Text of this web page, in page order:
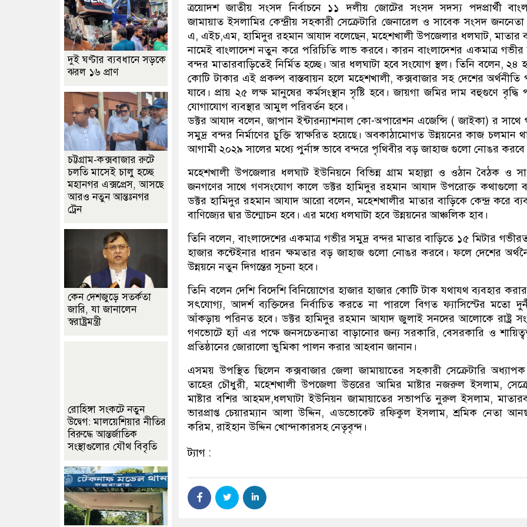
ত্রয়োদশ জাতীয় সংসদ নির্বাচনে ১১ দলীয় জোটের সংসদ সদস্য পদপ্রার্থী
জামায়াত ইসলামির কেন্দ্রীয় সহকারী সেক্রেটারি জেনারেল ও সাবেক সংসদ জননেতা
এ, এইচ,এম, হামিদুর রহমান আযাদ বলেছেন, মহেশখালী উপজেলার ধলঘাট, মাতার
নামেই বাংলাদেশ নতুন করে পরিচিতি লাভ করবে। কারন বাংলাদেশর একমাত্র গভীর
বন্দর মাতারবাড়িতেই নির্মিত হচ্ছে। আর ধলঘাটা হবে সংযোগ স্থল। তিনি বলেন, ২৪
কোটি টাকার এই প্রকল্প বাস্তবায়ন হলে মহেশখালী, কক্সবাজার সহ দেশের অর্থনীতি
যাবে। প্রায় ২৫ লক্ষ মানুষের কর্মসংস্থান সৃষ্টি হবে। জায়গা জমির দাম বহুগুণে বৃদ্ধি
যোগাযোগ ব্যবস্থার আমুল পরিবর্তন হবে।
ডক্টর আযাদ বলেন, জাপান ইন্টারন্যাশনাল কো-অপারেশন এজেন্সি ( জাইকা) র সাথে
সমুদ্র বন্দর নির্মাণের চুক্তি স্বাক্ষরিত হয়েছে। অবকাঠামোগত উন্নয়নের কাজ চলমান
আগামী ২০২৯ সালের মধ্যে পুর্নাঙ্গ ভাবে বন্দরে পৃথিবীর বড় জাহাজ গুলো নোঙর
মহেশখালী উপজেলার ধলঘাট ইউনিয়নে বিভিন্ন গ্রাম মহাল্লা ও ওঠান বৈঠক ও
জনগণের সাথে গণসংযোগ কালে ডক্টর হামিদুর রহমান আযাদ উপরোক্ত কথাগুলো
ডক্টর হামিদুর রহমান আযাদ আরো বলেন, মহেশখালীর মাতার বাড়িকে কেন্দ্র করে
বাণিজ্যের দ্বার উন্মোচন হবে। এর মধ্যে ধলঘাটা হবে উন্নয়নের আঞ্চলিক হাব।
তিনি বলেন, বাংলাদেশের একমাত্র গভীর সমুদ্র বন্দর মাতার বাড়িতে ১৫ মিটার
হাজার কন্টেইনার ধারন ক্ষমতার বড় জাহাজ গুলো নোঙর করবে। ফলে দেশের
উন্নয়নে নতুন দিগন্তের সূচনা হবে।
তিনি বলেন দেশি বিদেশি বিনিয়োগের হাজার হাজার কোটি টাক যথাযথ ব্যবহার
সৎযোগ্য, আদর্শ ব্যক্তিদের নির্বাচিত করতে না পারলে বিগত ফ্যাসিস্টের মতো
আঁকড়ায় পরিনত হবে। ডক্টর হামিদুর রহমান আযাদ জুলাই সনদের আলোকে রাষ্ট্র
গণভোটে হ্যাঁ এর পক্ষে জনসচেতনাতা বাড়ানোর জন্য সরকারি, বেসরকারি ও
প্রতিষ্ঠানের জোরালো ভুমিকা পালন করার আহবান জানান।
এসময় উপস্থিত ছিলেন কক্সবাজার জেলা জামায়াতের সহকারী সেক্রেটারি
তাহের চৌধুরী, মহেশখালী উপজেলা উত্তরের আমির মাষ্টার নজরুল ইসলাম,
মাষ্টার বশির আহমদ,ধলঘাটা ইউনিয়ন জামায়াতের সভাপতি নুরুল ইসলাম,
ভারপ্রাপ্ত চেয়ারম্যান আলা উদ্দিন, এডভোকেট রফিকুল ইসলাম, শ্রমিক নেতা
করিম, রাইহান উদ্দিন খোন্দাকারসহ নেতৃবৃন্দ।
ট্যাগ :
দুই ঘণ্টার ব্যবধানে সড়কে
ঝরল ১৬ প্রাণ
চট্টগ্রাম-কক্সবাজার রুটে
চলতি মাসেই চালু হচ্ছে
মহানগর এক্সপ্রেস, আসছে
আরও নতুন আন্তঃনগর
ট্রেন
কেন দেশজুড়ে সতর্কতা
জারি, যা জানালেন
স্বরাষ্ট্রমন্ত্রী
রোহিঙ্গা সংকটে নতুন
উদ্বেগ: মালয়েশিয়ার নীতির
বিরুদ্ধে আন্তর্জাতিক
সংস্থাগুলোর যৌথ বিবৃতি